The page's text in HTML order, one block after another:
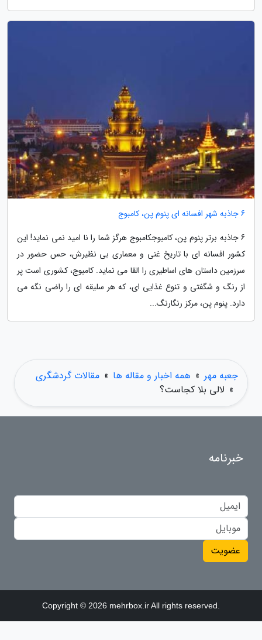
6 جاذبه شهر افسانه ای پنوم پن، کامبوج
6 جاذبه برتر پنوم پن، کامبوجکامبوج هرگز شما را نا امید نمی نماید! این
کشور افسانه ای با تاریخ غنی و معماری بی نظیرش، حس حضور در
سرزمین داستان های اساطیری را القا می نماید. کامبوج، کشوری است پر
از رنگ و شگفتی و تنوع غذایی ای، که هر سلیقه ای را راضی نگه می
دارد. پنوم پن، مرکز رنگارنگ...
جعبه مهر » همه اخبار و مقاله ها » مقالات گردشگری
» لالی بلا کجاست؟
خبرنامه
عضویت
Copyright © 2026 mehrbox.ir All rights reserved.